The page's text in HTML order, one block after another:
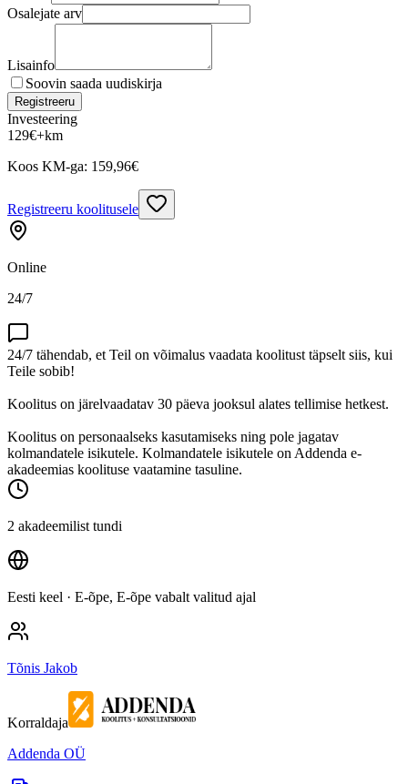
Osalejate arv
Lisainfo
Soovin saada uudiskirja
Registreeru
Investeering
129€+km
Koos KM-ga: 159,96€
Registreeru koolitusele
Online
24/7
24/7 tähendab, et Teil on võimalus vaadata koolitust täpselt siis, kui
Teile sobib!
Koolitus on järelvaadatav 30 päeva jooksul alates tellimise hetkest.
Koolitus on personaalseks kasutamiseks ning pole jagatav
kolmandatele isikutele. Kolmandatele isikutele on Addenda e-
akadeemias koolituse vaatamine tasuline.
2 akadeemilist tundi
Eesti keel · E-õpe, E-õpe vabalt valitud ajal
Tõnis Jakob
Korraldaja
Addenda OÜ